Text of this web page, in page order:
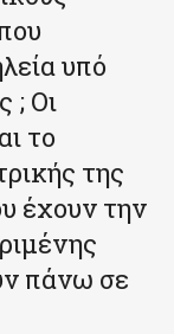
υπό
; Οι
το
της
έχουν την
πάνω σε